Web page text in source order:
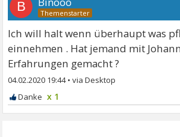
B
Ich will halt wenn überhaupt was
einnehmen . Hat jemand mit
Erfahrungen gemacht ?
04.02.2020 19:44•
x 1